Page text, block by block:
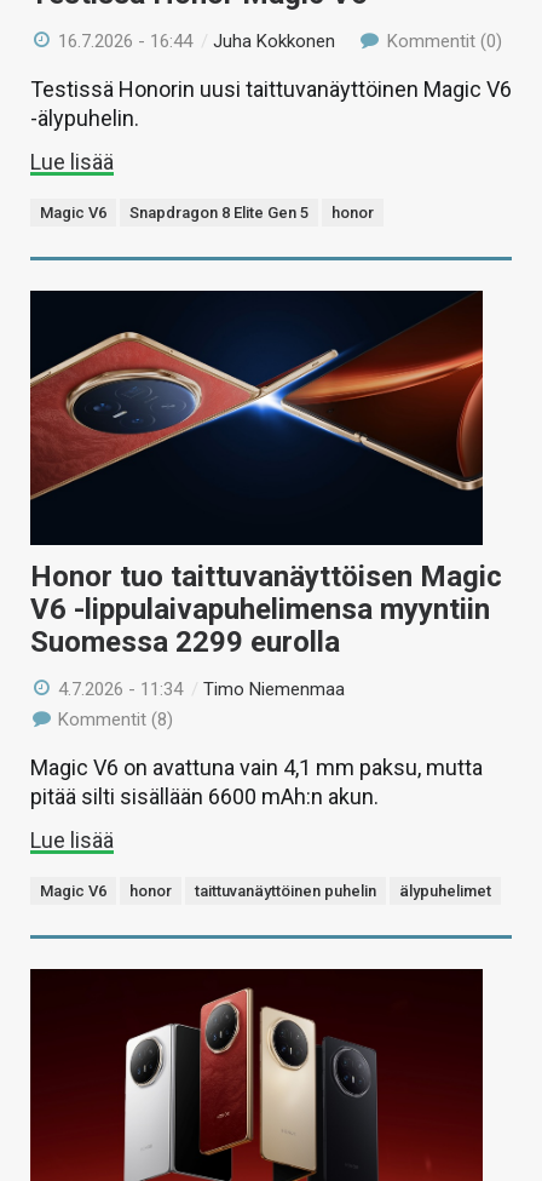
16.7.2026 - 16:44 /Juha Kokkonen Kommentit (0)
Testissä Honorin uusi taittuvanäyttöinen Magic V6
-älypuhelin.
Lue lisää
Magic V6 Snapdragon 8 Elite Gen 5 honor
Honor tuo taittuvanäyttöisen Magic
V6 -lippulaivapuhelimensa myyntiin
Suomessa 2299 eurolla
4.7.2026 - 11:34 /Timo Niemenmaa
Kommentit (8)
Magic V6 on avattuna vain 4,1 mm paksu, mutta
pitää silti sisällään 6600 mAh:n akun.
Lue lisää
Magic V6 honor taittuvanäyttöinen puhelin älypuhelimet